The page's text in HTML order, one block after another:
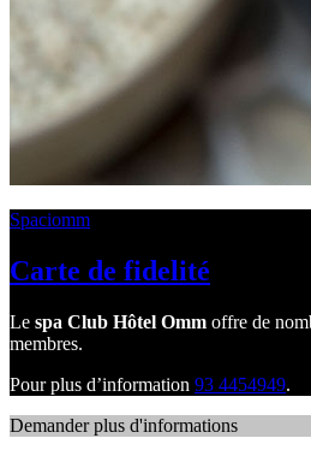
Spaciomm
Carte de fidelité
Le spa Club Hôtel Omm offre de
membres.
Pour plus d’information 93 4454949.
Demander plus d'informations